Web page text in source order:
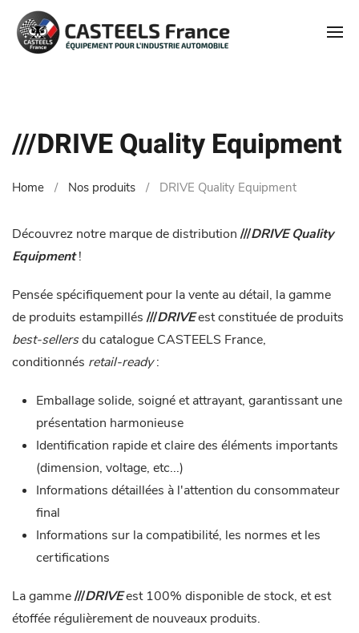
///DRIVE Quality Equipment
Home Nos produits DRIVE Quality Equipment
Découvrez notre marque de distribution///DRIVE Quality
Equipment!
Pensée spécifiquement pour la vente au détail, la gamme
de produits estampillés///DRIVEest constituée de produits
best-sellersdu catalogue CASTEELS France,
conditionnés retail-ready:
Emballage solide, soigné et attrayant, garantissant une
présentation harmonieuse
Identification rapide et claire des éléments importants
(dimension, voltage, etc...)
Informations détaillées à l'attention du consommateur
final
Informations sur la compatibilité, les normes et les
certifications
La gamme///DRIVEest 100% disponible de stock, et est
étoffée régulièrement de nouveaux produits.